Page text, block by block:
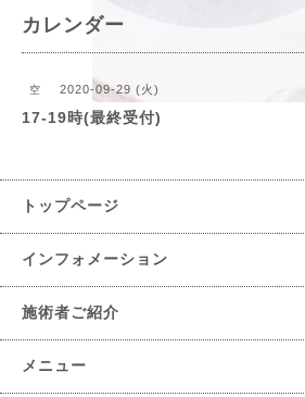
カレンダー
空 2020-09-29 (火)
17-19時(最終受付)
トップページ
インフォメーション
施術者ご紹介
メニュー